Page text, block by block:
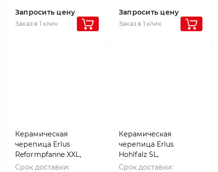
Запросить цену
Заказ в 1 клик
Запросить цену
Заказ в 1 клик
Керамическая
черепица Erlus
Reformpfanne XXL,
Красный
Срок доставки:
Керамическая
черепица Erlus
Hohlfalz SL,
Натуральный красный
Срок доставки: